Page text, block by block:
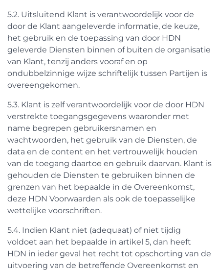
5.2. Uitsluitend Klant is verantwoordelijk voor de
door de Klant aangeleverde informatie, de keuze,
het gebruik en de toepassing van door HDN
geleverde Diensten binnen of buiten de organisatie
van Klant, tenzij anders vooraf en op
ondubbelzinnige wijze schriftelijk tussen Partijen is
overeengekomen.
5.3. Klant is zelf verantwoordelijk voor de door HDN
verstrekte toegangsgegevens waaronder met
name begrepen gebruikersnamen en
wachtwoorden, het gebruik van de Diensten, de
data en de content en het vertrouwelijk houden
van de toegang daartoe en gebruik daarvan. Klant is
gehouden de Diensten te gebruiken binnen de
grenzen van het bepaalde in de Overeenkomst,
deze HDN Voorwaarden als ook de toepasselijke
wettelijke voorschriften.
5.4. Indien Klant niet (adequaat) of niet tijdig
voldoet aan het bepaalde in artikel 5, dan heeft
HDN in ieder geval het recht tot opschorting van de
uitvoering van de betreffende Overeenkomst en